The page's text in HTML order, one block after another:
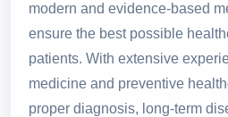
modern and evidence-based
ensure the best possible
patients. With extensive
medicine and preventive
proper diagnosis, long-term